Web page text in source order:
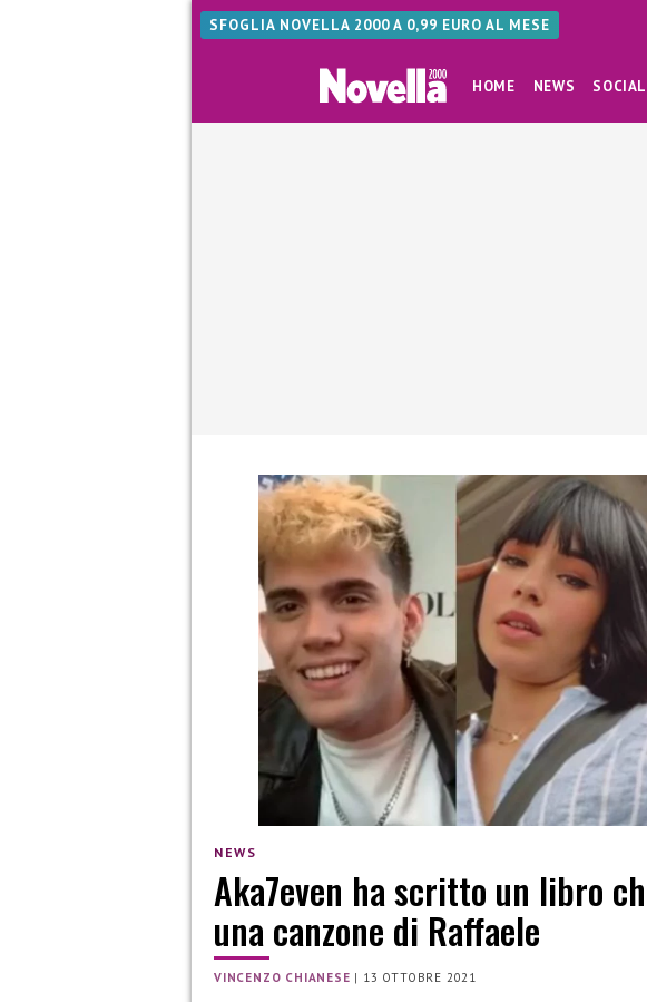
SFOGLIA NOVELLA 2000 A 0,99 EURO AL MESE
HOME NEWS SOCIAL
NEWS
Aka7even ha scritto un libro
una canzone di Raffaele
VINCENZO CHIANESE | 13 OTTOBRE 2021